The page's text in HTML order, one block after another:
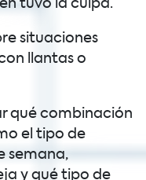
tuvo la culpa.
situaciones
llantas o
qué combinación
el tipo de
semana,
y qué tipo de